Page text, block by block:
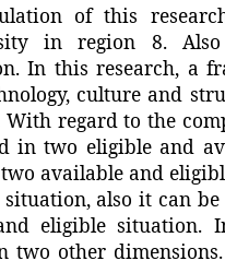
of this
in region 8. Also
In this research, a
culture and
regard to the
in two eligible and
available and
also it can
eligible situation.
two other